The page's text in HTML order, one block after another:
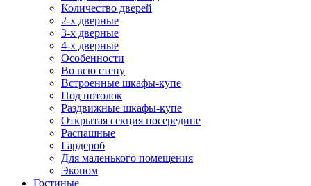
Количество дверей
2-х дверные
3-х дверные
4-х дверные
Особенности
Во всю стену
Встроенные шкафы-купе
Под потолок
Раздвижные шкафы-купе
Открытая секция посередине
Распашные
Гардероб
Для маленького помещения
Эконом
Гостиные